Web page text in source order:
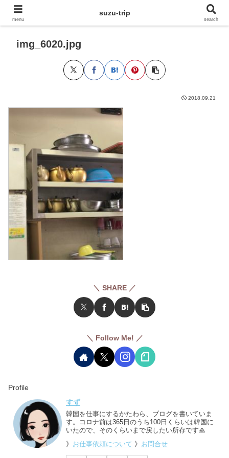
img_6020.jpg
2018.09.21
＼ SHARE ／
＼ Follow Me! ／
Profile
すず
韓国を仕事にするかたわら、ブログを書いていま
す。コロナ前は365日のうち100日くらいは韓国に
いたので、そのくらいまで戻したい所存です🙏
》 お仕事依頼について 》 お問合せ
menu
suzu-trip
search